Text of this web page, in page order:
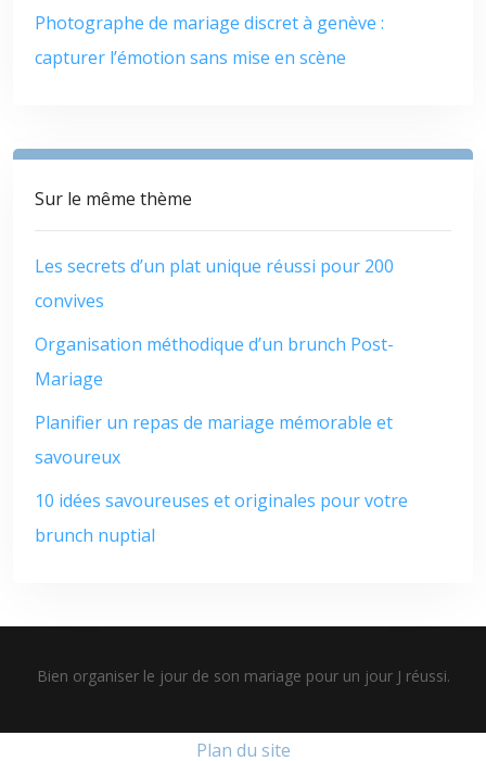
Photographe de mariage discret à genève :
capturer l’émotion sans mise en scène
Sur le même thème
Les secrets d’un plat unique réussi pour 200
convives
Organisation méthodique d’un brunch Post-
Mariage
Planifier un repas de mariage mémorable et
savoureux
10 idées savoureuses et originales pour votre
brunch nuptial
Bien organiser le jour de son mariage pour un jour J réussi.
Plan du site